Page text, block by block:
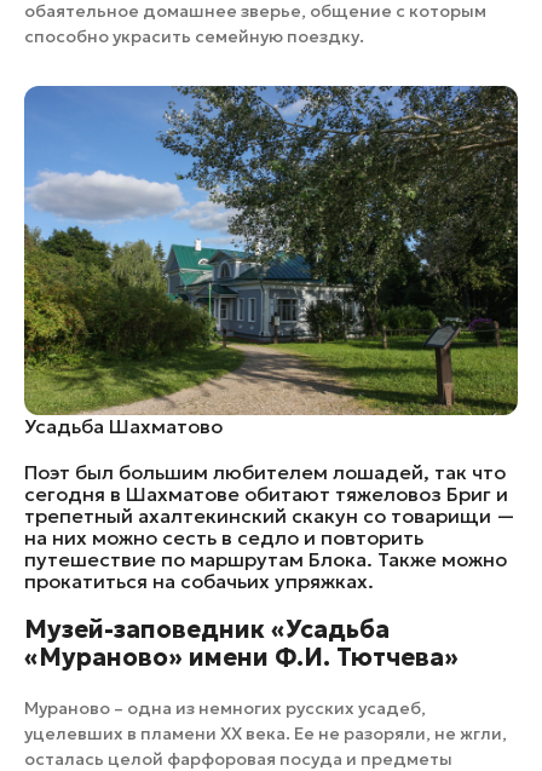
обаятельное домашнее зверье, общение с которым
способно украсить семейную поездку.
Усадьба Шахматово
Поэт был большим любителем лошадей, так что
сегодня в Шахматове обитают тяжеловоз Бриг и
трепетный ахалтекинский скакун со товарищи —
на них можно сесть в седло и повторить
путешествие по маршрутам Блока. Также можно
прокатиться на собачьих упряжках.
Музей-заповедник «Усадьба
«Мураново» имени Ф.И. Тютчева»
Мураново – одна из немногих русских усадеб,
уцелевших в пламени XX века. Ее не разоряли, не жгли,
осталась целой фарфоровая посуда и предметы